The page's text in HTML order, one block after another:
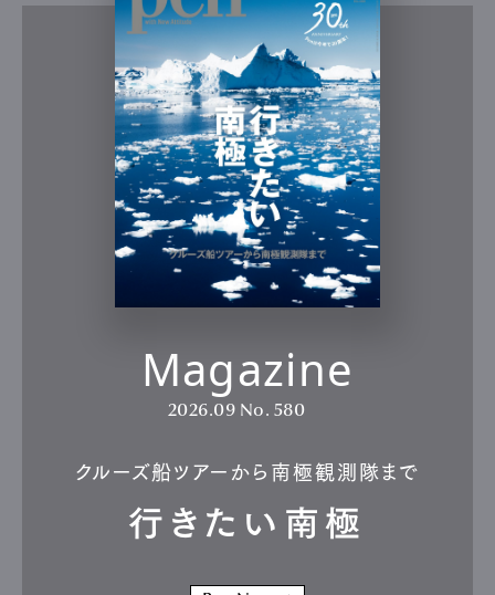
Magazine
2026.09 No. 580
クルーズ船ツアーから南極観測隊まで
行きたい南極